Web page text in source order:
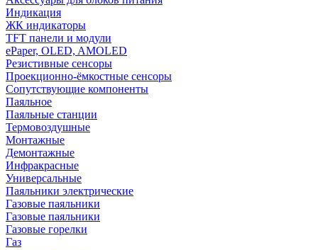
Индикация
ЖК индикаторы
TFT панели и модули
ePaper, OLED, AMOLED
Резистивные сенсоры
Проекционно-ёмкостные сенсоры
Сопутствующие компоненты
Паяльное
Паяльные станции
Термовоздушные
Монтажные
Демонтажные
Инфракрасные
Универсальные
Паяльники электрические
Газовые паяльники
Газовые паяльники
Газовые горелки
Газ